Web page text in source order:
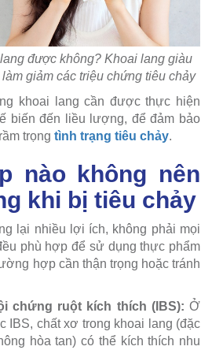
được không? Khoai lang giàu
giảm các triệu chứng tiêu chảy
khoai lang cần được thực hiện
biến đến liều lượng, để đảm bảo
trọng tình trạng tiêu chảy.
nào không nên
khi bị tiêu chảy
lại nhiều lợi ích, không phải mọi
phù hợp để sử dụng thực phẩm
hợp cần thận trọng hoặc tránh
chứng ruột kích thích (IBS): Ở
IBS, chất xơ trong khoai lang (đặc
hòa tan) có thể kích thích nhu